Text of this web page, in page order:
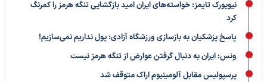
نیویورک تایمز: خواسته‌های ایران امید بازگشایی تنگه هرمز را کمرنگ
کرد
پاسخ پزشکیان به بازسازی ورزشگاه آزادی: پول نداریم نمی‌سازیم!
ونس: ایران به دنبال گرفتن عوارض از تنگه هرمز نیست
پرسپولیس مقابل آلومینیوم اراک متوقف شد